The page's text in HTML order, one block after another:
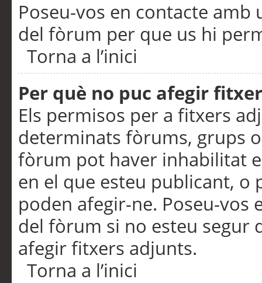
Poseu-vos en contacte
del fòrum per que us hi
Torna a l’inici
Per què no puc afegir
Els permisos per a fitxers
determinats fòrums, grups
fòrum pot haver inhabilitat
en el que esteu publicant,
poden afegir-ne. Poseu-vos
del fòrum si no esteu segur
afegir fitxers adjunts.
Torna a l’inici